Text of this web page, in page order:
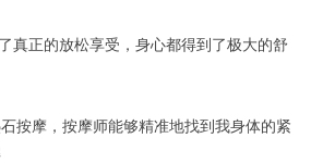
正的放松享受，身心都得到了极大的舒
摩，按摩师能够精准地找到我身体的紧